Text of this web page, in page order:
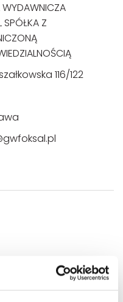
WYDAWNICZA
SPÓŁKA Z
116/122